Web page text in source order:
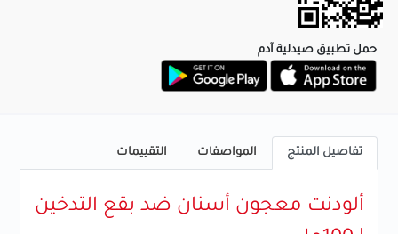
حمل تطبيق صيدلية آدم
تفاصيل المنتج المواصفات التقييمات
ألودنت معجون أسنان ضد بقع التدخين